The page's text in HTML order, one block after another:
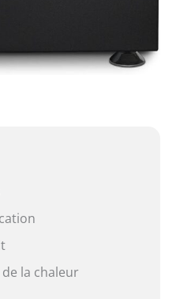
la chaleur